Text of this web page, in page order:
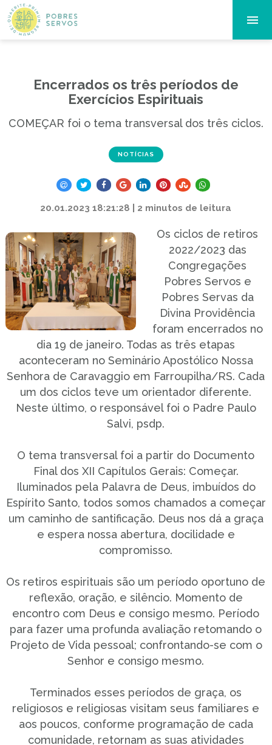
Encerrados os três períodos de
Exercícios Espirituais
COMEÇAR foi o tema transversal dos três ciclos.
NOTÍCIAS
20.01.2023 18:21:28 | 2 minutos de leitura
Os ciclos de retiros
2022/2023 das
Congregações
Pobres Servos e
Pobres Servas da
Divina Providência
foram encerrados no
dia 19 de janeiro. Todas as três etapas
aconteceram no Seminário Apostólico Nossa
Senhora de Caravaggio em Farroupilha/RS. Cada
um dos ciclos teve um orientador diferente.
Neste último, o responsável foi o Padre Paulo
Salvi, psdp.
O tema transversal foi a partir do Documento
Final dos XII Capítulos Gerais: Começar.
Iluminados pela Palavra de Deus, imbuídos do
Espírito Santo, todos somos chamados a começar
um caminho de santificação. Deus nos dá a graça
e espera nossa abertura, docilidade e
compromisso.
Os retiros espirituais são um período oportuno de
reflexão, oração, e silêncio. Momento de
encontro com Deus e consigo mesmo. Período
para fazer uma profunda avaliação retomando o
Projeto de Vida pessoal; confrontando-se com o
Senhor e consigo mesmo.
Terminados esses períodos de graça, os
religiosos e religiosas visitam seus familiares e
aos poucos, conforme programação de cada
comunidade, retornam as suas atividades